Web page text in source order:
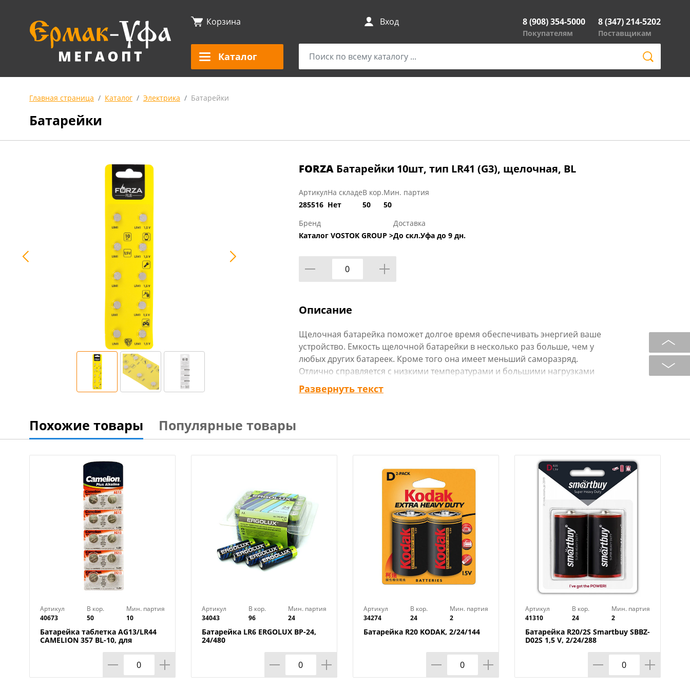
Корзина Вход 8 (908) 354-5000
Покупателям
8 (347) 214-5202
Поставщикам
Каталог
Главная страница Каталог Электрика Батарейки
Батарейки
FORZA Батарейки 10шт, тип LR41 (G3), щелочная, BL
Артикул
285516
На складе
Нет
В кор.
50
Мин. партия
50
Бренд
Каталог VOSTOK GROUP >
Доставка
До скл.Уфа до 9 дн.
Описание
Щелочная батарейка поможет долгое время обеспечивать энергией ваше
устройство. Емкость щелочной батарейки в несколько раз больше, чем у
любых других батареек. Кроме того она имеет меньший саморазряд.
Отлично справляется с низкими температурами и большими нагрузками
при использовании.
Конфигурация : Щелочная
Вес в упаковке : 0,014 кг
Типоразмер : LR41 (G3)
Страна производства : Китай
Развернуть текст
Похожие товары Популярные товары
Артикул
40673
В кор.
50
Мин. партия
10
Батарейка таблетка AG13/LR44
CAMELION 357 BL-10, для
Артикул
34043
В кор.
96
Мин. партия
24
Батарейка LR6 ERGOLUX BP-24,
24/480
Артикул
34274
В кор.
24
Мин. партия
2
Батарейка R20 KODAK, 2/24/144
Артикул
41310
В кор.
24
Мин. партия
2
Батарейка R20/2S Smartbuy SBBZ-
D02S 1,5 V, 2/24/288